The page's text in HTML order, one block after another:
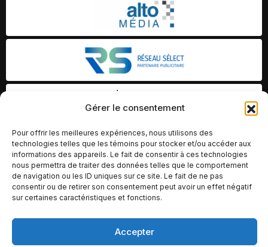
Gérer le consentement
Pour offrir les meilleures expériences, nous utilisons des
technologies telles que les témoins pour stocker et/ou accéder aux
informations des appareils. Le fait de consentir à ces technologies
nous permettra de traiter des données telles que le comportement
de navigation ou les ID uniques sur ce site. Le fait de ne pas
consentir ou de retirer son consentement peut avoir un effet négatif
sur certaines caractéristiques et fonctions.
Accepter
© Copyright 2026 – Altomédia Inc |